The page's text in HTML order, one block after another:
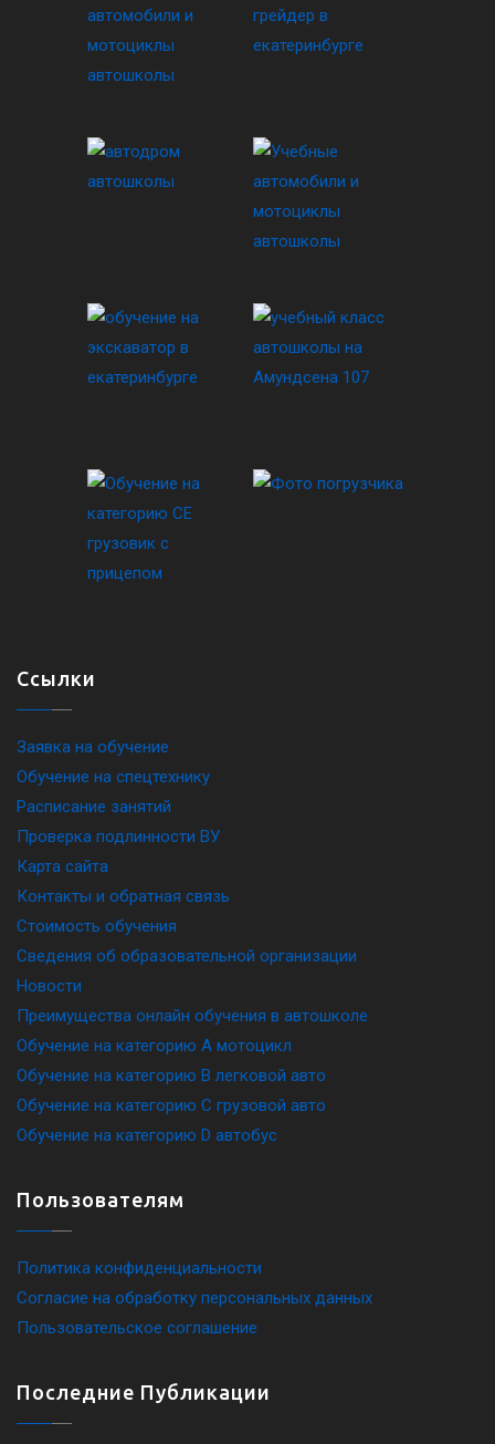
Ссылки
Заявка на обучение
Обучение на спецтехнику
Расписание занятий
Проверка подлинности ВУ
Карта сайта
Контакты и обратная связь
Стоимость обучения
Сведения об образовательной организации
Новости
Преимущества онлайн обучения в автошколе
Обучение на категорию A мотоцикл
Обучение на категорию B легковой авто
Обучение на категорию C грузовой авто
Обучение на категорию D автобус
Пользователям
Политика конфиденциальности
Согласие на обработку персональных данных
Пользовательское соглашение
Последние Публикации